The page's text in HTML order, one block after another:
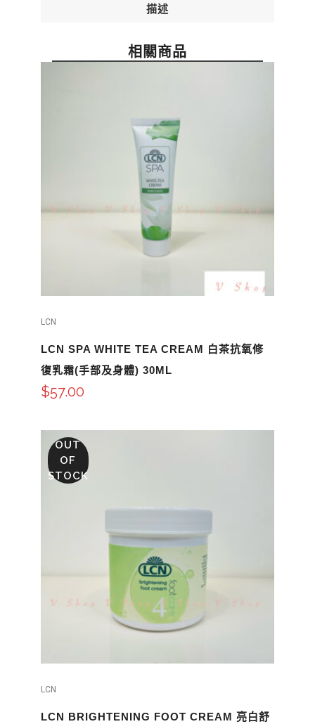
描述
相關商品
LCN
LCN SPA WHITE TEA CREAM 白茶抗氧修
復乳霜(手部及身體) 30ML
$57.00
OUT
OF
STOCK
LCN
LCN BRIGHTENING FOOT CREAM 亮白舒